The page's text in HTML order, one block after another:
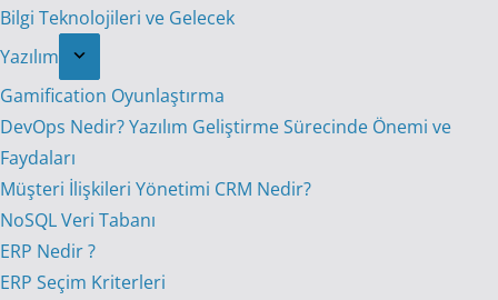
Bilgi Teknolojileri ve Gelecek
Yazılım
Gamification Oyunlaştırma
DevOps Nedir? Yazılım Geliştirme Sürecinde Önemi ve
Faydaları
Müşteri İlişkileri Yönetimi CRM Nedir?
NoSQL Veri Tabanı
ERP Nedir ?
ERP Seçim Kriterleri